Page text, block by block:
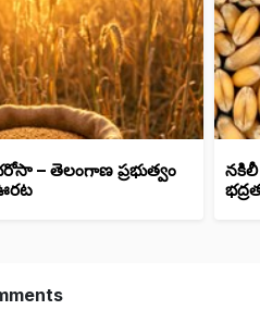
– తెలంగాణ ప్రభుత్వం
నకిలీ